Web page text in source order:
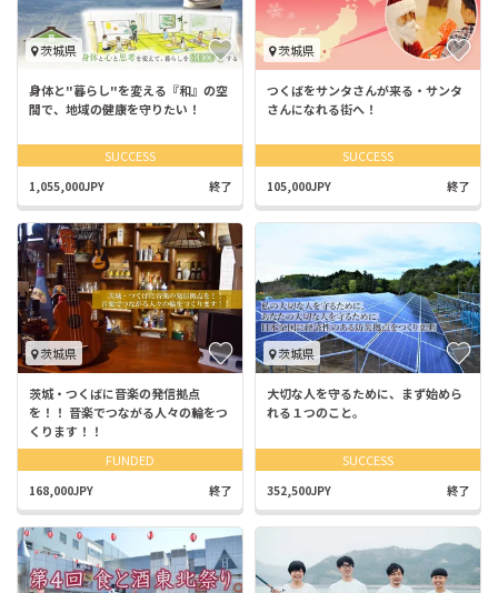
茨城県
身体と"暮らし"を変える『和』の空
間で、地域の健康を守りたい！
SUCCESS
1,055,000JPY 終了
茨城県
つくばをサンタさんが来る・サンタ
さんになれる街へ！
SUCCESS
105,000JPY 終了
茨城県
茨城・つくばに音楽の発信拠点
を！！ 音楽でつながる人々の輪をつ
くります！！
FUNDED
168,000JPY 終了
茨城県
大切な人を守るために、まず始めら
れる１つのこと。
SUCCESS
352,500JPY 終了